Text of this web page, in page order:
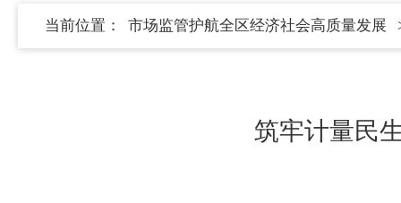
当前位置： 市场监管护航全区经济社会高质量发展
筑牢计量民